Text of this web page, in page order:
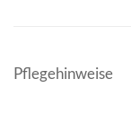
Pflegehinweise